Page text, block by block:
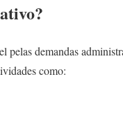
pelas demandas
como: